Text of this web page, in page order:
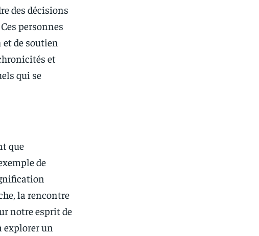
des décisions
personnes
de soutien
et
qui se
que
de
la rencontre
notre esprit de
explorer un